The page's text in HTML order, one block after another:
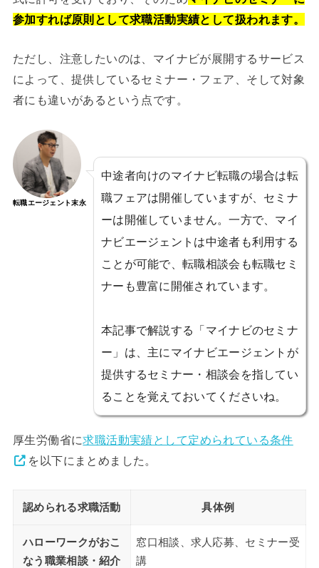
参加すれば原則として求職活動実績として扱われます。
ただし、注意したいのは、マイナビが展開するサービス
によって、提供しているセミナー・フェア、そして対象
者にも違いがあるという点です。
転職エージェント末永
中途者向けのマイナビ転職の場合は転
職フェアは開催していますが、セミナ
ーは開催していません。一方で、マイ
ナビエージェントは中途者も利用する
ことが可能で、転職相談会も転職セミ
ナーも豊富に開催されています。
本記事で解説する「マイナビのセミナ
ー」は、主にマイナビエージェントが
提供するセミナー・相談会を指してい
ることを覚えておいてくださいね。
厚生労働省に求職活動実績として定められている条件
を以下にまとめました。
認められる求職活動 具体例
ハローワークがおこ
なう職業相談・紹介
窓口相談、求人応募、セミナー受
講